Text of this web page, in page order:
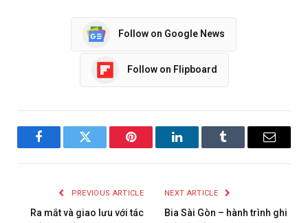
Follow on Google News
Follow on Flipboard
FacebookTwitter Pinterest LinkedInTumblr Email
PREVIOUS ARTICLE
Ra mắt và giao lưu với tác
NEXT ARTICLE
Bia Sài Gòn – hành trình ghi